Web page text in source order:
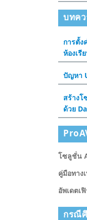
บทค
การตั้ง
ห้องเรี
ปัญหา
สร้าง
ด้วย
สําหรับ
โซลูชั่น
คู่มือทาง
อัพเดตเ
กรณี